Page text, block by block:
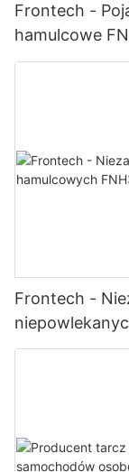
Frontech -
hamulcowe
Frontech -